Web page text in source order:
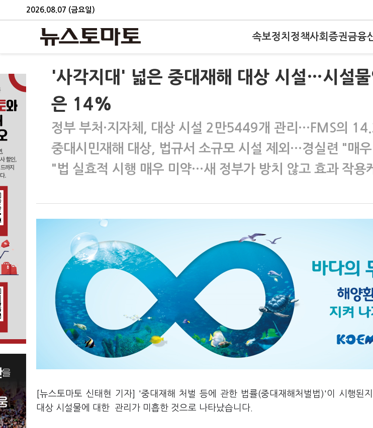
2026.08.07 (금요일)
속보정치 정책사회 증권금융
'사각지대' 넓은 중대재해 대상 시설…시설
은 14%
정부 부처·지자체, 대상 시설 2만5449개 관리…FMS의
중대시민재해 대상, 법규서 소규모 시설 제외…경실련 "매
"법 실효적 시행 매우 미약…새 정부가 방치 않고 효과 작용
[뉴스토마토 신태현 기자] '중대재해 처벌 등에 관한 법률(중대재해처벌법)'이 시행된
대상 시설물에 대한 관리가 미흡한 것으로 나타났습니다.